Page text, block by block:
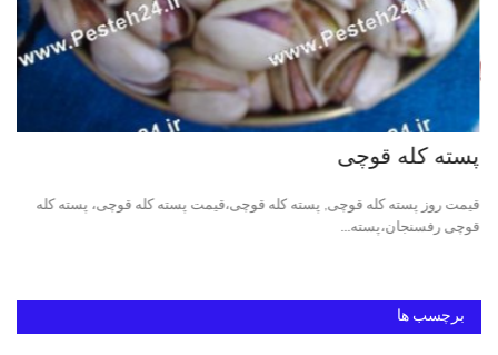
پسته کله قوچی
قیمت روز پسته کله قوچی, پسته کله قوچی،قیمت پسته کله قوچی، پسته کله
قوچی رفسنجان،پسته...
برچسب ها